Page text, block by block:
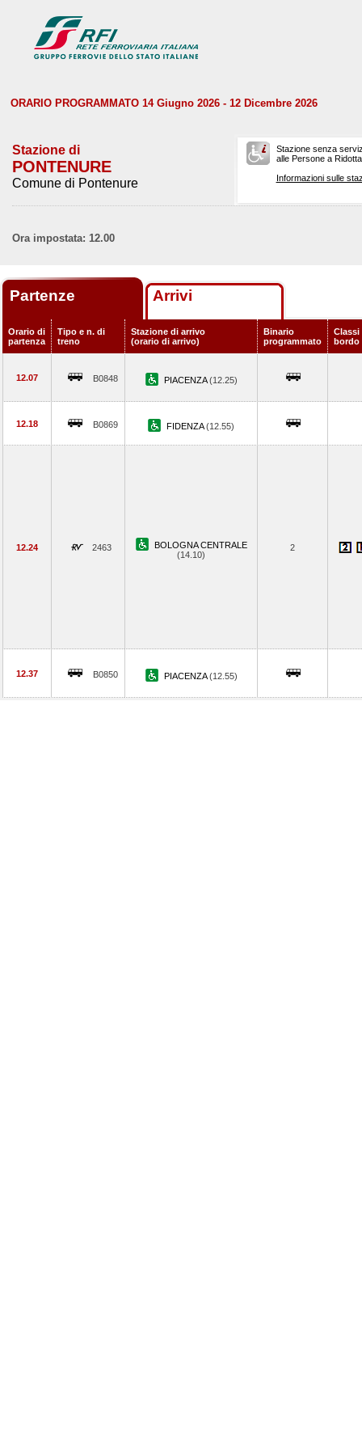
ORARIO PROGRAMMATO 14 Giugno 2026 - 12 Dicembre 2026
Stazione di
PONTENURE
Comune di Pontenure
Stazione senza
alle Persone a
Informazioni sulle
Ora impostata: 12.00
Partenze Arrivi
Orario di
partenza
Tipo e n. di
treno
Stazione di arrivo
(orario di arrivo)
Binario
programmato
Classi
bordo
12.07 B0848 PIACENZA(12.25)
12.18 B0869 FIDENZA(12.55)
12.24 2463
BOLOGNA CENTRALE
(14.10)
2
12.37 B0850 PIACENZA(12.55)